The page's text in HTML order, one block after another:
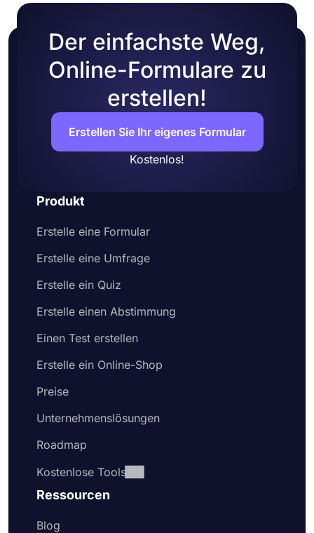
Der einfachste Weg,
Online-Formulare zu
erstellen!
Erstellen Sie Ihr eigenes Formular
Kostenlos!
Produkt
Erstelle eine Formular
Erstelle eine Umfrage
Erstelle ein Quiz
Erstelle einen Abstimmung
Einen Test erstellen
Erstelle ein Online-Shop
Preise
Unternehmenslösungen
Roadmap
Kostenlose Tools
Ressourcen
Blog